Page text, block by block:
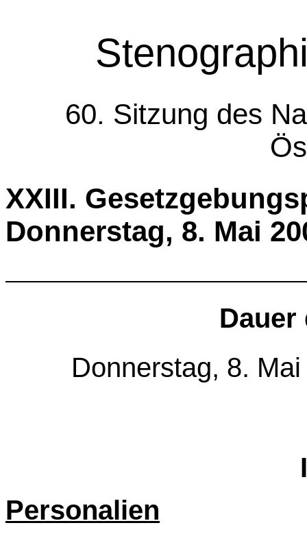
60. Sitzung des
XXIII.
Donnerstag, 8. Mai
Dauer
Donnerstag, 8.
Personalien